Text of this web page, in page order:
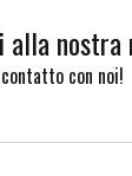
alla nostra
con noi!